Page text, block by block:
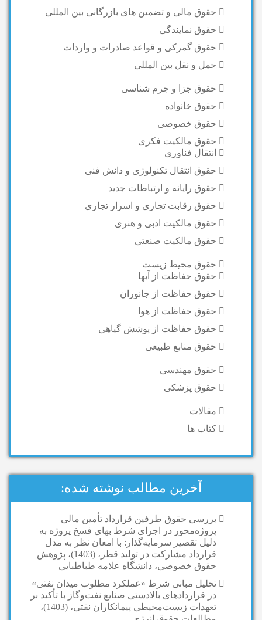
حقوق مالی و تضمین های بازرگانی بین المللی
حقوق نمایندگی
حقوق گمرکی و قواعد صادرات و واردات
حمل و نقل بین المللی
حقوق جزا و جرم شناسی
حقوق خانواده
حقوق خصوصی
حقوق مالکیت فکری
انتقال فناوری
حقوق انتقال تکنولوژی و دانش فنی
حقوق رایانه و ارتباطات جدید
حقوق رقابت تجاری و اسرار تجاری
حقوق مالکیت ادبی و هنری
حقوق مالکیت صنعتی
حقوق محیط زیست
حقوق حفاظت از آبها
حقوق حفاظت از جانوران
حقوق حفاظت از هوا
حقوق حفاظت از پوشش گیاهی
حقوق منابع طبیعی
حقوق مهندسی
حقوق پزشکی
مقالات
کتاب ها
آخرین مطالب نوشته شده:
بررسی حقوق طرفین قرارداد تأمین مالی
پروژه‌محور در اجرای شرط بهای فسخ پروژه به
دلیل تقصیر سرمایه‌گذار: با امعان نظر به مدل
قرارداد مشارکت در تولید قطر، (1403)، پژوهش
حقوق خصوصی، دانشگاه علامه طباطبایی
تحلیل مبانی شرط «عملکرد مطلوب میدان نفتی»
در قراردادهای بالادستی صنایع نفت‌وگاز با تأکید بر
تعهدات زیست‌محیطی پیمانکاران نفتی، (1403)،